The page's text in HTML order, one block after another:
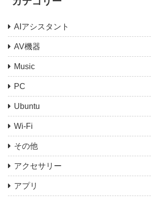
AIアシスタント
AV機器
Music
PC
Ubuntu
Wi-Fi
その他
アクセサリー
アプリ